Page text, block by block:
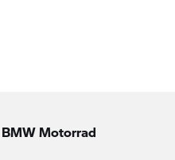
BMW Motorrad